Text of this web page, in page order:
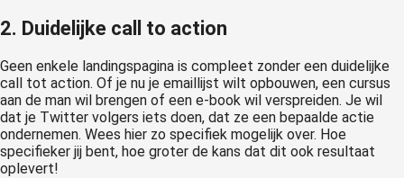
2. Duidelijke call to action
Geen enkele landingspagina is compleet zonder een duidelijke
call tot action. Of je nu je emaillijst wilt opbouwen, een cursus
aan de man wil brengen of een e-book wil verspreiden. Je wil
dat je Twitter volgers iets doen, dat ze een bepaalde actie
ondernemen. Wees hier zo specifiek mogelijk over. Hoe
specifieker jij bent, hoe groter de kans dat dit ook resultaat
oplevert!